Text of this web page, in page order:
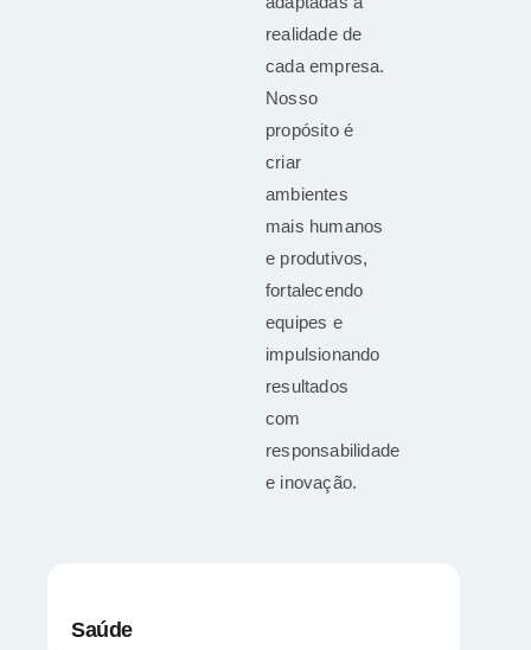
Saúde
realidade de
cada empresa.
Nosso
propósito é
criar
ambientes
mais humanos
e produtivos,
fortalecendo
equipes e
impulsionando
resultados
com
responsabilidade
e inovação.